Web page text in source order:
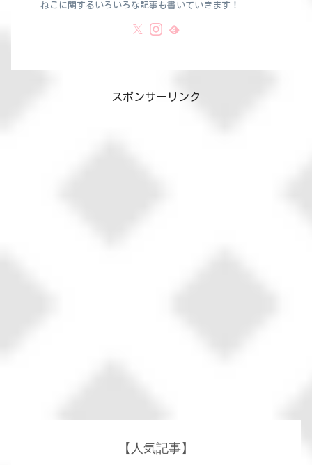
ねこに関するいろいろな記事も書いていきます！
スポンサーリンク
【人気記事】